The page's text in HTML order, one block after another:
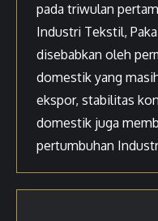
pada triwulan
Industri Tekstil,
disebabkan oleh
domestik yang
ekspor, stabilitas
domestik juga
pertumbuhan